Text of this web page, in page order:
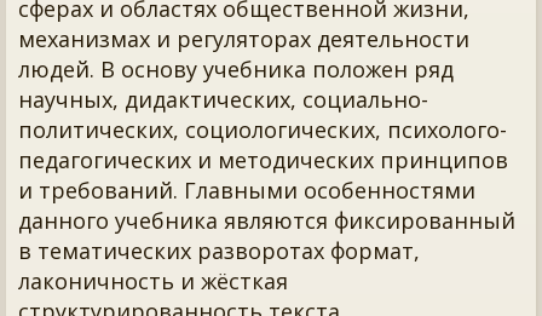
сферах и областях общественной жизни,
механизмах и регуляторах деятельности
людей. В основу учебника положен ряд
научных, дидактических, социально-
политических, социологических, психолого-
педагогических и методических принципов
и требований. Главными особенностями
данного учебника являются фиксированный
в тематических разворотах формат,
лаконичность и жёсткая